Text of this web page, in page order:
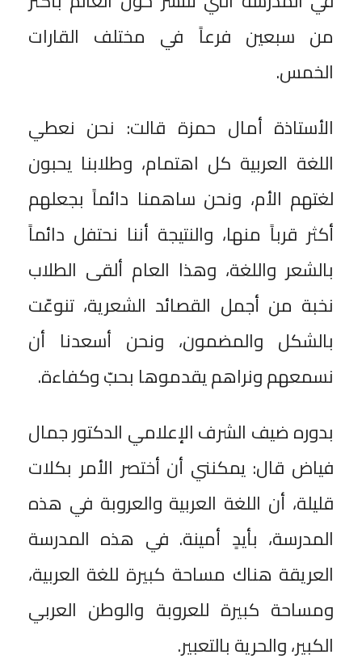
من سبعين فرعاً في مختلف القارات
الخمس.
الأستاذة أمال حمزة قالت: نحن نعطي
اللغة العربية كل اهتمام، وطلابنا يحبون
لغتهم الأم، ونحن ساهمنا دائماً بجعلهم
أكثر قرباً منها، والنتيجة أننا نحتفل دائماً
بالشعر واللغة، وهذا العام ألقى الطلاب
نخبة من أجمل القصائد الشعرية، تنوعّت
بالشكل والمضمون، ونحن أسعدنا أن
نسمعهم ونراهم يقدموها بحبّ وكفاءة.
بدوره ضيف الشرف الإعلامي الدكتور جمال
فياض قال: يمكنني أن أختصر الأمر بكلات
قليلة، أن اللغة العربية والعروبة في هذه
المدرسة، بأيدٍ أمينة. في هذه المدرسة
العريقة هناك مساحة كبيرة للغة العربية،
ومساحة كبيرة للعروبة والوطن العربي
الكبير، والحرية بالتعبير.